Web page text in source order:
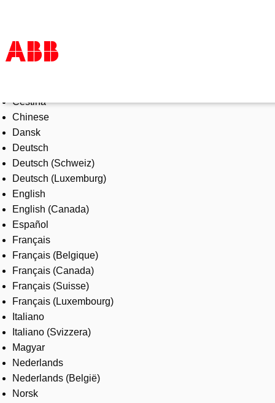
Tuotteet ja järjestelmät
Toimialat
Palvelut
ABB lyhyesti
Mistä ostaa
Ota yhteyttä
ABB-uralle
Čeština
Chinese
Dansk
Deutsch
Deutsch (Schweiz)
Deutsch (Luxemburg)
English
English (Canada)
Español
Français
Français (Belgique)
Français (Canada)
Français (Suisse)
Français (Luxembourg)
Italiano
Italiano (Svizzera)
Magyar
Nederlands
Nederlands (België)
Norsk